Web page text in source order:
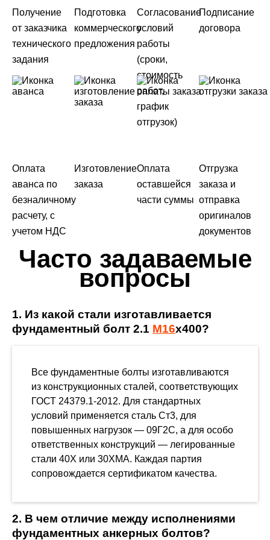
Получение
от заказчика
технического
задания
Подготовка
коммерческого
предложения
Согласование
условий
работы
(сроки,
стоимость
работ,
график
отгрузок)
Подписание
договора
Оплата
аванса по
безналичному
расчету, с
учетом НДС
Изготовление
заказа
Оплата
оставшейся
части суммы
Отгрузка
заказа и
отправка
оригиналов
документов
Часто задаваемые
вопросы
1. Из какой стали изготавливается
фундаментный болт 2.1 М16х400?
Все фундаментные болты изготавливаются
из конструкционных сталей, соответствующих
ГОСТ 24379.1-2012. Для стандартных
условий применяется сталь Ст3, для
повышенных нагрузок — 09Г2С, а для особо
ответственных конструкций — легированные
стали 40Х или 30ХМА. Каждая партия
сопровождается сертификатом качества.
2. В чем отличие между исполнениями
фундаментных анкерных болтов?